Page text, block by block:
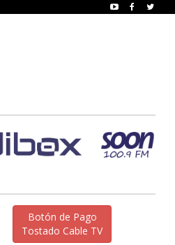
Botón de Pago
Tostado Cable TV